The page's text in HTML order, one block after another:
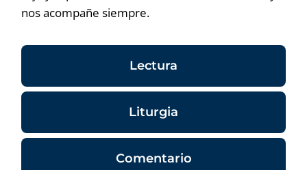
nos acompañe siempre.
Lectura
Liturgia
Comentario